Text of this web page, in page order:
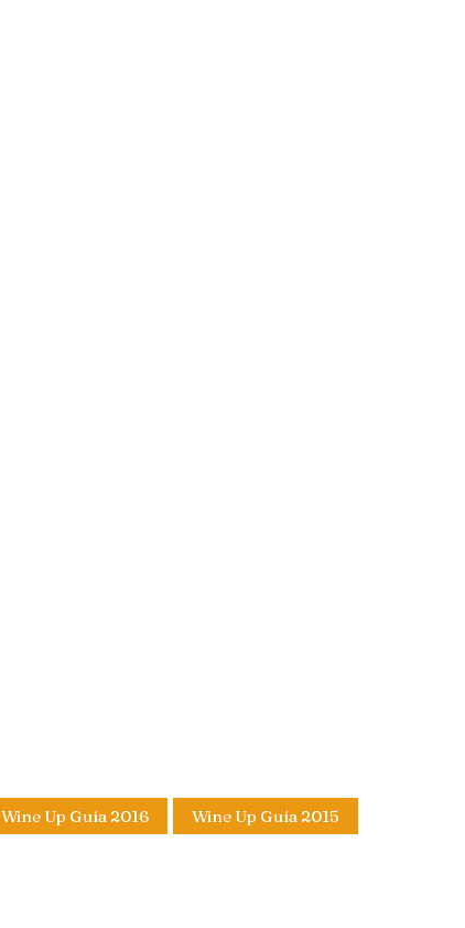
Wine Up Guía 2016
Wine Up Guía 2015